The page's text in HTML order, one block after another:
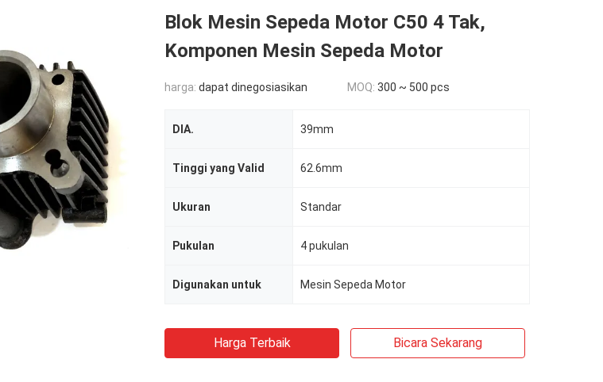
Blok Mesin Sepeda Motor C50 4 Tak,
Komponen Mesin Sepeda Motor
harga: dapat dinegosiasikan MOQ: 300 ~ 500 pcs
DIA. 39mm
Tinggi yang Valid 62.6mm
Ukuran Standar
Pukulan 4 pukulan
Digunakan untuk Mesin Sepeda Motor
Harga Terbaik Bicara Sekarang